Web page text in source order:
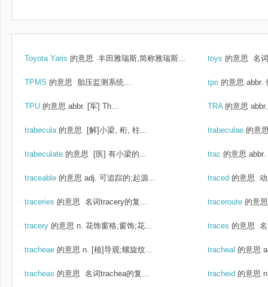
Toyota Yaris 的意思 丰田雅瑞斯,简称雅瑞斯... toys 的意思 名
TPMS 的意思 胎压监测系统... tpo 的意思 abbr.
TPU 的意思 abbr. [军] Th... TRA 的意思
trabecula 的意思 [解]小梁, 桁, 柱... trabeculae 的意
trabeculate 的意思 [医] 有小梁的... trac 的意思
traceable 的意思 adj. 可追踪的;起源... traced 的意思
traceries 的意思 名词tracery的复... traceroute 的意思
tracery 的意思 n. 花饰窗格;窗饰;花... traces 的意思
tracheae 的意思 n. [植]导观;螺旋纹... tracheal 的意思
tracheas 的意思 名词trachea的复... tracheid 的意思